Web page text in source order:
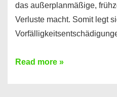
das außerplanmäßige,
Verluste macht. Somit legt
Kredit
Read more »